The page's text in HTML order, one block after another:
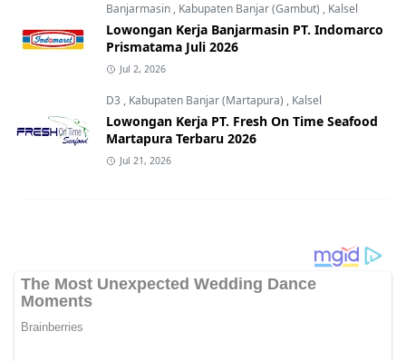
Banjarmasin , Kabupaten Banjar (Gambut) , Kalsel
Lowongan Kerja Banjarmasin PT. Indomarco
Prismatama Juli 2026
Jul 2, 2026
D3 , Kabupaten Banjar (Martapura) , Kalsel
Lowongan Kerja PT. Fresh On Time Seafood
Martapura Terbaru 2026
Jul 21, 2026